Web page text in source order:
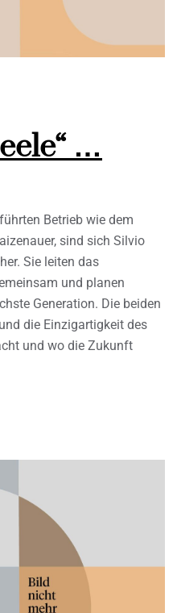
…
Betrieb wie dem
sind sich Silvio
Sie leiten das
und planen
Generation. Die beiden
die Einzigartigkeit des
und wo die Zukunft